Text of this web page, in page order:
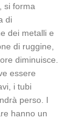
si forma
di
dei metalli e
di ruggine,
diminuisce.
essere
i tubi
perso. I
hanno un